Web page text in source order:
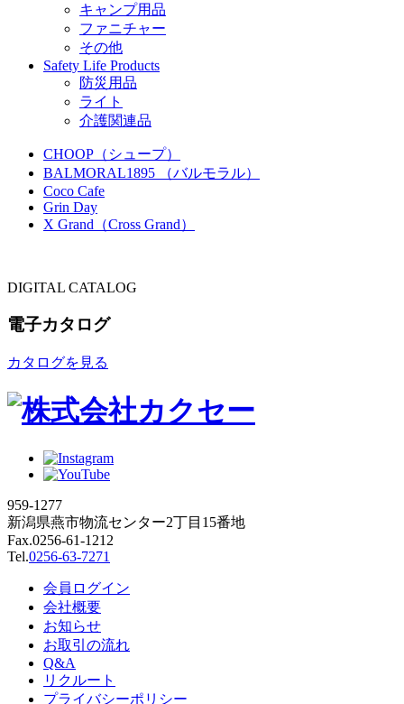
キャンプ用品
ファニチャー
その他
Safety Life Products
防災用品
ライト
介護関連品
CHOOP（シュープ）
BALMORAL1895 （バルモラル）
Coco Cafe
Grin Day
X Grand（Cross Grand）
DIGITAL CATALOG
電子カタログ
カタログを見る
959-1277
新潟県燕市物流センター2丁目15番地
Fax.0256-61-1212
Tel.0256-63-7271
会員ログイン
会社概要
お知らせ
お取引の流れ
Q&A
リクルート
プライバシーポリシー